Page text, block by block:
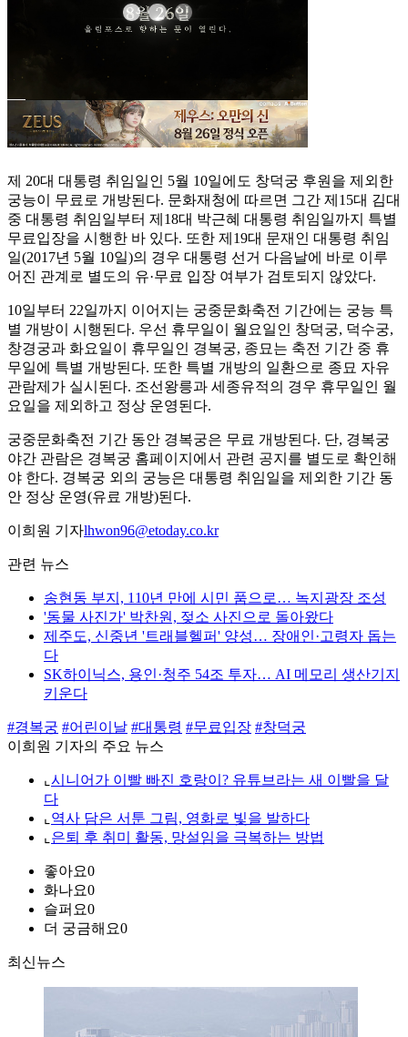
제 20대 대통령 취임일인 5월 10일에도 창덕궁 후원을 제외한
궁능이 무료로 개방된다. 문화재청에 따르면 그간 제15대 김대
중 대통령 취임일부터 제18대 박근혜 대통령 취임일까지 특별
무료입장을 시행한 바 있다. 또한 제19대 문재인 대통령 취임
일(2017년 5월 10일)의 경우 대통령 선거 다음날에 바로 이루
어진 관계로 별도의 유·무료 입장 여부가 검토되지 않았다.
10일부터 22일까지 이어지는 궁중문화축전 기간에는 궁능 특
별 개방이 시행된다. 우선 휴무일이 월요일인 창덕궁, 덕수궁,
창경궁과 화요일이 휴무일인 경복궁, 종묘는 축전 기간 중 휴
무일에 특별 개방된다. 또한 특별 개방의 일환으로 종묘 자유
관람제가 실시된다. 조선왕릉과 세종유적의 경우 휴무일인 월
요일을 제외하고 정상 운영된다.
궁중문화축전 기간 동안 경복궁은 무료 개방된다. 단, 경복궁
야간 관람은 경복궁 홈페이지에서 관련 공지를 별도로 확인해
야 한다. 경복궁 외의 궁능은 대통령 취임일을 제외한 기간 동
안 정상 운영(유료 개방)된다.
이희원 기자lhwon96@etoday.co.kr
관련 뉴스
송현동 부지, 110년 만에 시민 품으로… 녹지광장 조성
'동물 사진가' 박찬원, 젖소 사진으로 돌아왔다
제주도, 신중년 '트래블헬퍼' 양성… 장애인·고령자 돕는
다
SK하이닉스, 용인·청주 54조 투자… AI 메모리 생산기지
키운다
#경복궁 #어린이날 #대통령 #무료입장 #창덕궁
이희원 기자의 주요 뉴스
⌞ 시니어가 이빨 빠진 호랑이? 유튜브라는 새 이빨을 달
다
⌞ 역사 담은 서툰 그림, 영화로 빛을 발하다
⌞ 은퇴 후 취미 활동, 망설임을 극복하는 방법
좋아요0
화나요0
슬퍼요0
더 궁금해요0
최신뉴스